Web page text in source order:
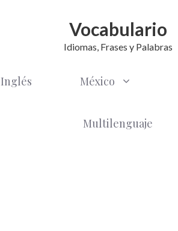
Vocabulario
Idiomas, Frases y Palabras
Inglés México
Multilenguaje